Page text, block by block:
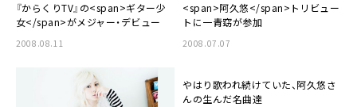
『からくりTV』の<span>ギター少
女</span>がメジャー・デビュー
2008.08.11
<span>阿久悠</span>トリビュー
トに一青窈が参加
2008.07.07
やはり歌われ続けていた、阿久悠さ
んの生んだ名曲達